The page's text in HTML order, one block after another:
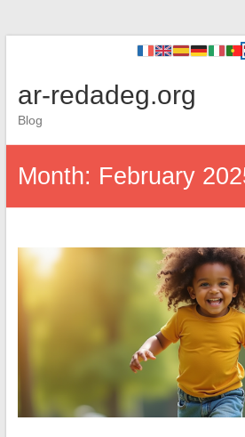
ar-redadeg.org
Blog
Month: February